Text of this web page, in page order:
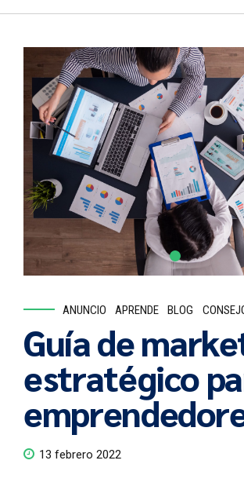
ANUNCIO APRENDE BLOG
Guía de
estratégico
13 febrero 2022